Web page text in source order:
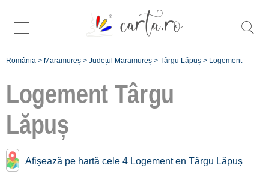
România > Maramureș > Județul Maramureș > Târgu Lăpuș > Logement
Logement Târgu
Lăpuș
Afișează pe hartă cele 4 Logement en Târgu Lăpuș
Logement près de
Târgu Lăpuș:
Cavnic